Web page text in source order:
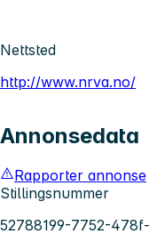
Nettsted
http://www.nrva.no/
Annonsedata
Rapporter annonse
Stillingsnummer
52788199-7752-